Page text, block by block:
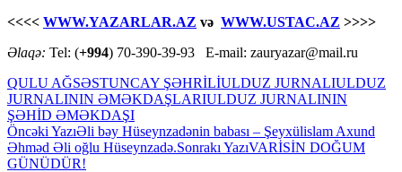
<<<< WWW.YAZARLAR.AZ və WWW.USTAC.AZ >>>>
Əlaqə: Tel: (+994) 70-390-39-93 E-mail: zauryazar@mail.ru
QULU AĞSƏSTUNCAY ŞƏHRİLİULDUZ JURNALIULDUZ
JURNALININ ƏMƏKDAŞLARIULDUZ JURNALININ
ŞƏHİD ƏMƏKDAŞI
Yazılar
üzrə
Öncəki YazıƏli bəy Hüseynzadənin babası – Şeyxülislam Axund
Əhməd Əli oğlu Hüseynzadə.Sonrakı YazıVARİSİN DOĞUM
GÜNÜDÜR!